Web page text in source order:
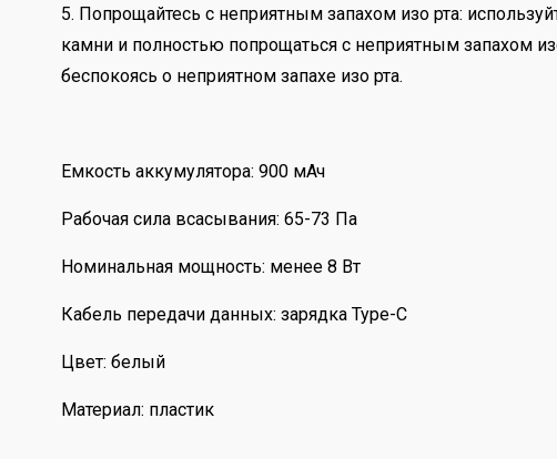
5. Попрощайтесь с неприятным запахом изо рта:
камни и полностью попрощаться с неприятным запахом
беспокоясь о неприятном запахе изо рта.
Емкость аккумулятора: 900 мАч
Рабочая сила всасывания: 65-73 Па
Номинальная мощность: менее 8 Вт
Кабель передачи данных: зарядка Type-C
Цвет: белый
Материал: пластик